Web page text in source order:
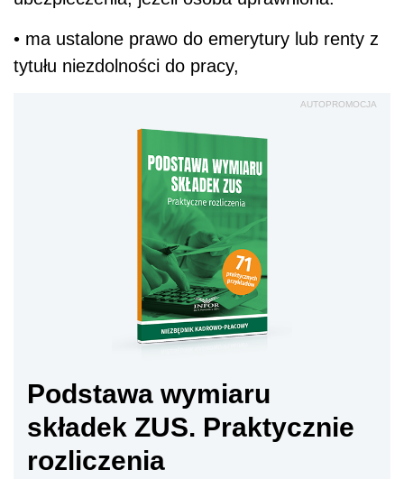
• ma ustalone prawo do emerytury lub renty z
tytułu niezdolności do pracy,
AUTOPROMOCJA
Podstawa wymiaru
składek ZUS. Praktycznie
rozliczenia